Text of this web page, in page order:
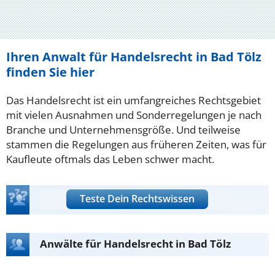
Ihren Anwalt für Handelsrecht in Bad Tölz
finden Sie hier
Das Handelsrecht ist ein umfangreiches Rechtsgebiet
mit vielen Ausnahmen und Sonderregelungen je nach
Branche und Unternehmensgröße. Und teilweise
stammen die Regelungen aus früheren Zeiten, was für
Kaufleute oftmals das Leben schwer macht.
Teste Dein Rechtswissen
Anwälte für Handelsrecht in Bad Tölz